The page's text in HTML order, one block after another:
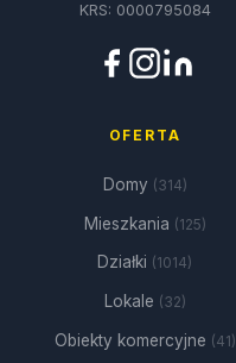
KRS: 0000795084
OFERTA
Domy (314)
Mieszkania (125)
Działki (1014)
Lokale (32)
Obiekty komercyjne (41)